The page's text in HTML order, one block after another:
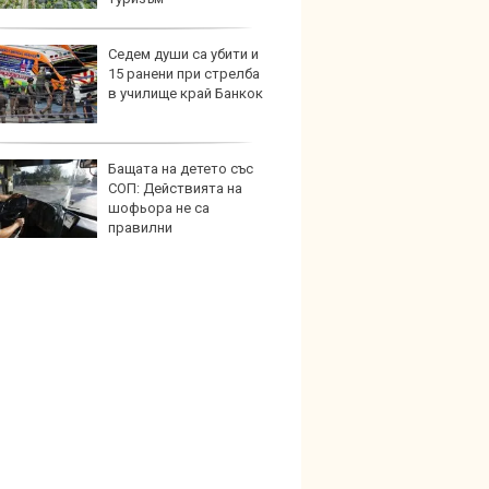
Седем души са убити и
15 ранени при стрелба
в училище край Банкок
Бащата на детето със
СОП: Действията на
шофьора не са
правилни